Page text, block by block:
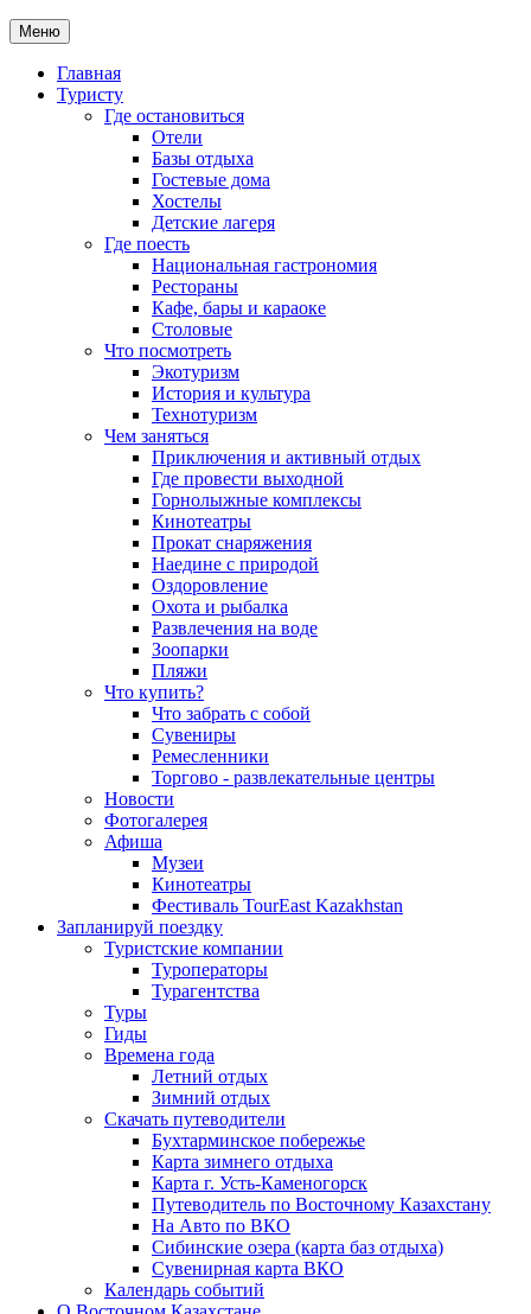
Меню
Главная
Туристу
Где остановиться
Отели
Базы отдыха
Гостевые дома
Хостелы
Детские лагеря
Где поесть
Национальная гастрономия
Рестораны
Кафе, бары и караоке
Столовые
Что посмотреть
Экотуризм
История и культура
Технотуризм
Чем заняться
Приключения и активный отдых
Где провести выходной
Горнолыжные комплексы
Кинотеатры
Прокат снаряжения
Наедине с природой
Оздоровление
Охота и рыбалка
Развлечения на воде
Зоопарки
Пляжи
Что купить?
Что забрать с собой
Сувениры
Ремесленники
Торгово - развлекательные центры
Новости
Фотогалерея
Афиша
Музеи
Кинотеатры
Фестиваль TourEast Kazakhstan
Запланируй поездку
Туристские компании
Туроператоры
Турагентства
Туры
Гиды
Времена года
Летний отдых
Зимний отдых
Скачать путеводители
Бухтарминское побережье
Карта зимнего отдыха
Карта г. Усть-Каменогорск
Путеводитель по Восточному Казахстану
На Авто по ВКО
Сибинские озера (карта баз отдыха)
Сувенирная карта ВКО
Календарь событий